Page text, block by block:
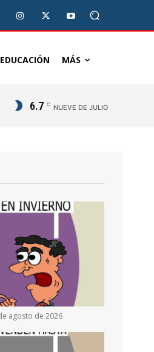
EDUCACIÓN MÁS
6.7 C NUEVE DE JULIO
agosto de 2026